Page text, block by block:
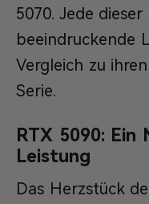
5070. Jede
beeindruckende
Vergleich zu
Serie.
RTX 5090:
Leistung
Das Herzstück